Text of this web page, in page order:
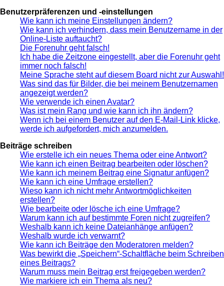
Benutzerpräferenzen und -einstellungen
Wie kann ich meine Einstellungen ändern?
Wie kann ich verhindern, dass mein Benutzername in der
Online-Liste auftaucht?
Die Forenuhr geht falsch!
Ich habe die Zeitzone eingestellt, aber die Forenuhr geht
immer noch falsch!
Meine Sprache steht auf diesem Board nicht zur Auswahl!
Was sind das für Bilder, die bei meinem Benutzernamen
angezeigt werden?
Wie verwende ich einen Avatar?
Was ist mein Rang und wie kann ich ihn ändern?
Wenn ich bei einem Benutzer auf den E-Mail-Link klicke,
werde ich aufgefordert, mich anzumelden.
Beiträge schreiben
Wie erstelle ich ein neues Thema oder eine Antwort?
Wie kann ich einen Beitrag bearbeiten oder löschen?
Wie kann ich meinem Beitrag eine Signatur anfügen?
Wie kann ich eine Umfrage erstellen?
Wieso kann ich nicht mehr Antwortmöglichkeiten
erstellen?
Wie bearbeite oder lösche ich eine Umfrage?
Warum kann ich auf bestimmte Foren nicht zugreifen?
Weshalb kann ich keine Dateianhänge anfügen?
Weshalb wurde ich verwarnt?
Wie kann ich Beiträge den Moderatoren melden?
Was bewirkt die „Speichern“-Schaltfläche beim Schreiben
eines Beitrags?
Warum muss mein Beitrag erst freigegeben werden?
Wie markiere ich ein Thema als neu?